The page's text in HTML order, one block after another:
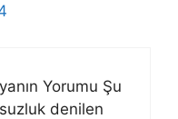
Yorumu Şu
denilen